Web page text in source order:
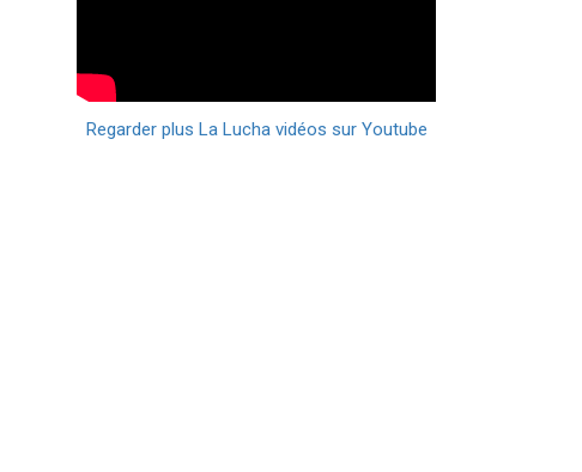
Regarder plus La Lucha vidéos sur Youtube